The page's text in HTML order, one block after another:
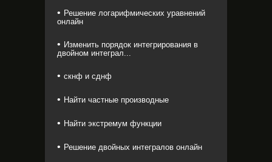
Решение логарифмических уравнений
онлайн
Изменить порядок интегрирования в
двойном интеграл...
скнф и сднф
Найти частные производные
Найти экстремум функции
Решение двойных интегралов онлайн